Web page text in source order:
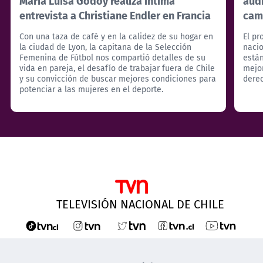
entrevista a Christiane Endler en Francia
Con una taza de café y en la calidez de su hogar en
la ciudad de Lyon, la capitana de la Selección
Femenina de Fútbol nos compartió detalles de su
vida en pareja, el desafío de trabajar fuera de Chile
y su convicción de buscar mejores condiciones para
potenciar a las mujeres en el deporte.
El
TELEVISIÓN NACIONAL DE CHILE